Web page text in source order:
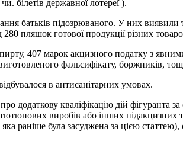
білетів державної лотереї ).
батьків підозрюваного. У них виявили
пляшок готової продукції різних
407 марок акцизного податку з
фальсифікату, боржників,
в антисанітарних умовах.
додаткову кваліфікацію дій
виробів або інших підакцизних
раніше була засуджена за цією